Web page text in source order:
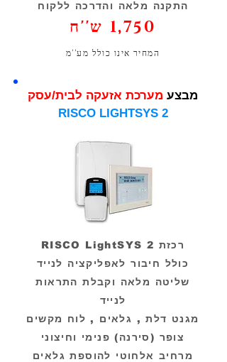
התקנה מלאה והדרכה ללקוח
1,750 ש''ח
המחיר אינו כולל מע''מ
מבצע מערכת אזעקה לבית/עסק
RISCO LIGHTSYS 2
רכזת RISCO LightSYS 2
כולל חיבור לאפליקציה לנייד
שליטה מלאה וקבלת התראות
לנייד
מגנט דלת , גלאים , לוח מקשים
צופר (סירנה) פנימי וחיצוני
מרחיב אלחוטי להוספת גלאים